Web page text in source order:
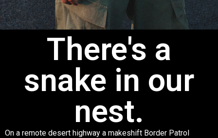
There's a
snake in our
nest.
On a remote desert highway a makeshift Border Patrol